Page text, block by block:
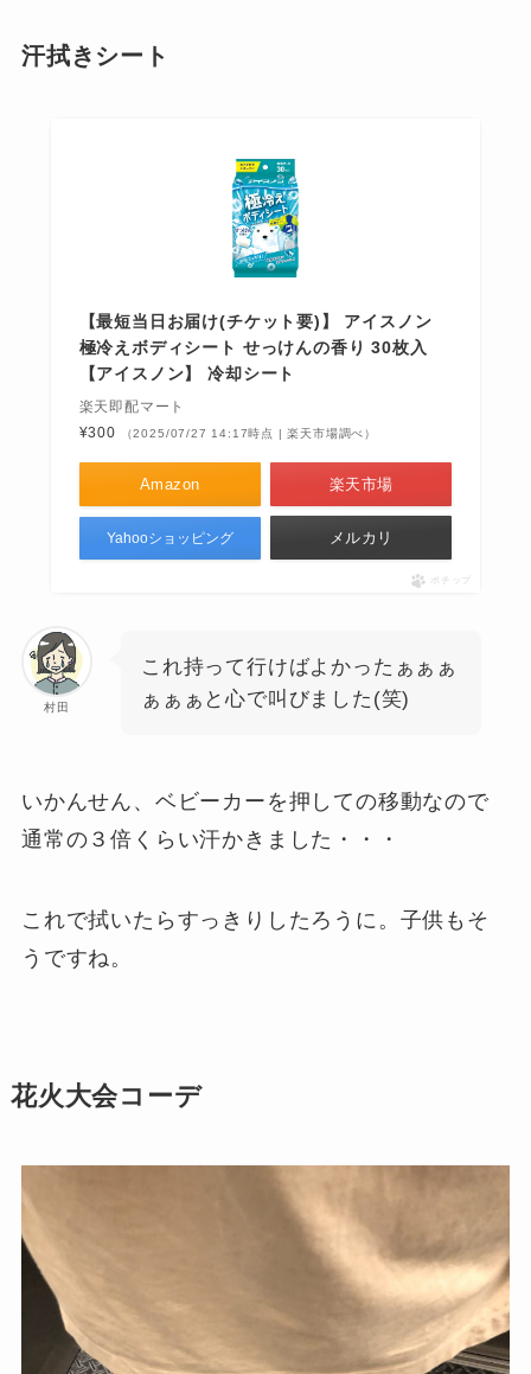
汗拭きシート
【最短当日お届け(チケット要)】 アイスノン
極冷えボディシート せっけんの香り 30枚入
【アイスノン】 冷却シート
楽天即配マート
¥300
（2025/07/27 14:17時点 | 楽天市場調べ）
Amazon 楽天市場
Yahooショッピング メルカリ
ポチップ
村田
これ持って行けばよかったぁぁぁ
ぁぁぁと心で叫びました(笑)
いかんせん、ベビーカーを押しての移動なので
通常の３倍くらい汗かきました・・・
これで拭いたらすっきりしたろうに。子供もそ
うですね。
花火大会コーデ